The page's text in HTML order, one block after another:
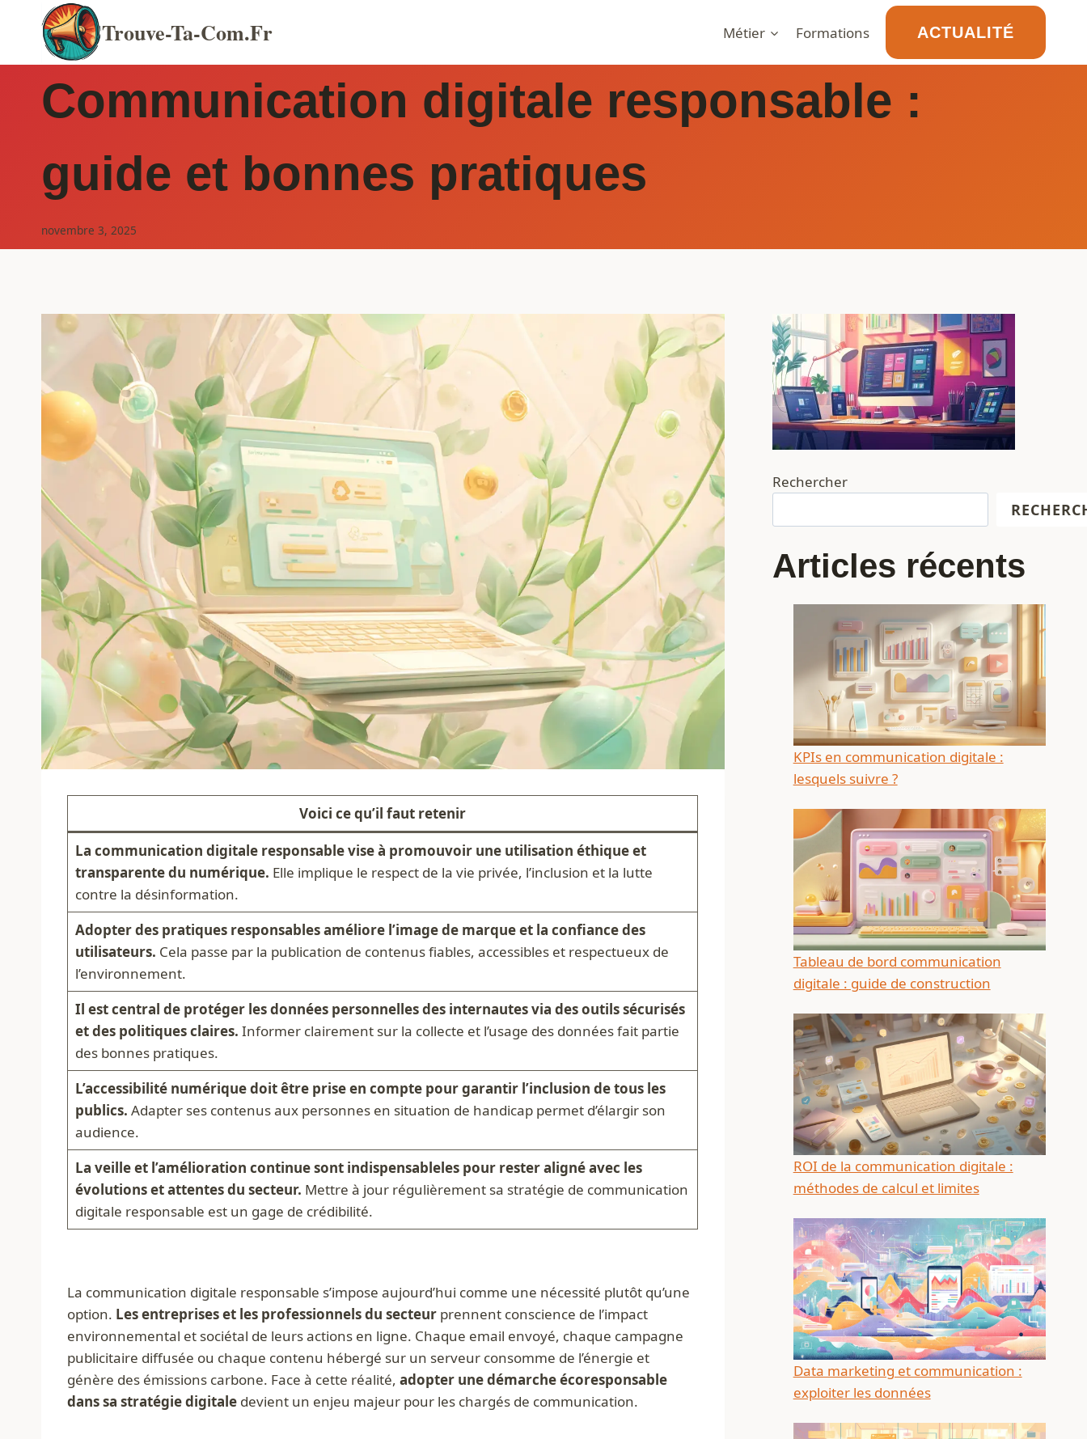
contenu
Trouve-Ta-Com.fr Métier Formations ACTUALITÉ
Communication digitale responsable :
guide et bonnes pratiques
novembre 3, 2025
Voici ce qu’il faut retenir
La communication digitale responsable vise à promouvoir une utilisation éthique et
transparente du numérique. Elle implique le respect de la vie privée, l’inclusion et la lutte
contre la désinformation.
Adopter des pratiques responsables améliore l’image de marque et la confiance des
utilisateurs. Cela passe par la publication de contenus fiables, accessibles et respectueux de
l’environnement.
Il est central de protéger les données personnelles des internautes via des outils sécurisés
et des politiques claires. Informer clairement sur la collecte et l’usage des données fait partie
des bonnes pratiques.
L’accessibilité numérique doit être prise en compte pour garantir l’inclusion de tous les
publics. Adapter ses contenus aux personnes en situation de handicap permet d’élargir son
audience.
La veille et l’amélioration continue sont indispensableles pour rester aligné avec les
évolutions et attentes du secteur. Mettre à jour régulièrement sa stratégie de communication
digitale responsable est un gage de crédibilité.
La communication digitale responsable s’impose aujourd’hui comme une nécessité plutôt qu’une
option. Les entreprises et les professionnels du secteur prennent conscience de l’impact
environnemental et sociétal de leurs actions en ligne. Chaque email envoyé, chaque campagne
publicitaire diffusée ou chaque contenu hébergé sur un serveur consomme de l’énergie et
génère des émissions carbone. Face à cette réalité, adopter une démarche écoresponsable
dans sa stratégie digitale devient un enjeu majeur pour les chargés de communication.
Rechercher
Articles récents
KPIs en communication digitale :
lesquels suivre ?
Tableau de bord communication
digitale : guide de construction
ROI de la communication digitale :
méthodes de calcul et limites
Data marketing et communication :
exploiter les données